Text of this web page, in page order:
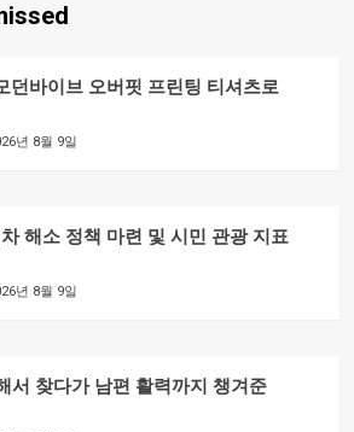
던바이브 오버핏 프린팅 티셔츠로
년 8월 9일
해소 정책 마련 및 시민 관광 지표
년 8월 9일
서 찾다가 남편 활력까지 챙겨준